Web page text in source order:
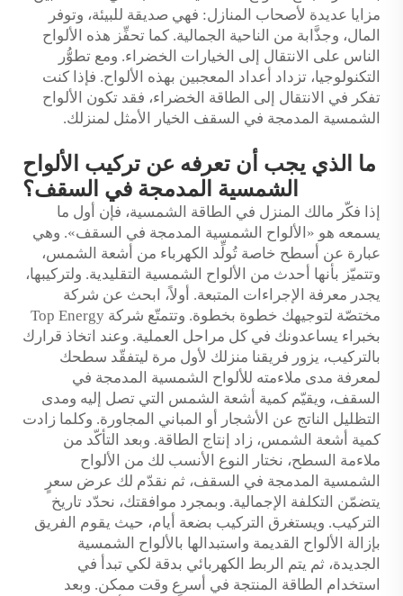
مزايا عديدة لأصحاب المنازل: فهي صديقة للبيئة، وتوفر
المال، وجذَّابة من الناحية الجمالية. كما تحفِّز هذه الألواح
الناس على الانتقال إلى الخيارات الخضراء. ومع تطوُّر
التكنولوجيا، تزداد أعداد المعجبين بهذه الألواح. فإذا كنت
تفكر في الانتقال إلى الطاقة الخضراء، فقد تكون الألواح
الشمسية المدمجة في السقف الخيار الأمثل لمنزلك.
ما الذي يجب أن تعرفه عن تركيب الألواح
الشمسية المدمجة في السقف؟
إذا فكّر مالك المنزل في الطاقة الشمسية، فإن أول ما
يسمعه هو «الألواح الشمسية المدمجة في السقف». وهي
عبارة عن أسطح خاصة تُولِّد الكهرباء من أشعة الشمس،
وتتميّز بأنها أحدث من الألواح الشمسية التقليدية. ولتركيبها،
يجدر معرفة الإجراءات المتبعة. أولاً، ابحث عن شركة
مختصّة لتوجيهك خطوة بخطوة. وتتمتّع شركة Top Energy
بخبراء يساعدونك في كل مراحل العملية. وعند اتخاذ قرارك
بالتركيب، يزور فريقنا منزلك لأول مرة ليتفقّد سطحك
لمعرفة مدى ملاءمته للألواح الشمسية المدمجة في
السقف، ويقيّم كمية أشعة الشمس التي تصل إليه ومدى
التظليل الناتج عن الأشجار أو المباني المجاورة. وكلما زادت
كمية أشعة الشمس، زاد إنتاج الطاقة. وبعد التأكّد من
ملاءمة السطح، نختار النوع الأنسب لك من الألواح
الشمسية المدمجة في السقف، ثم نقدّم لك عرض سعرٍ
يتضمّن التكلفة الإجمالية. وبمجرد موافقتك، نحدّد تاريخ
التركيب. ويستغرق التركيب بضعة أيام، حيث يقوم الفريق
بإزالة الألواح القديمة واستبدالها بالألواح الشمسية
الجديدة، ثم يتم الربط الكهربائي بدقة لكي تبدأ في
استخدام الطاقة المنتجة في أسرع وقت ممكن. وبعد